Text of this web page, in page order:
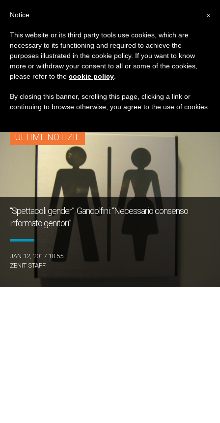
TAG
Posts Tagged
‘ministero’
ULTIME NOTIZIE
“Spettacoli gender”. Gandolfini: “Necessario consenso
informato genitori”
JAN 12, 2017 10:55
ZENIT STAFF
x
Notice
This website or its third party tools use cookies, which are
necessary to its functioning and required to achieve the
purposes illustrated in the cookie policy. If you want to know
more or withdraw your consent to all or some of the cookies,
please refer to the cookie policy
By closing this banner, scrolling this page, clicking a link or
continuing to browse otherwise, you agree to the use of cookies.